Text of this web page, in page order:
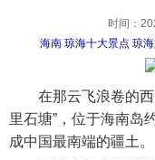
时间：
海南 琼海十大景点 琼
在那云飞浪卷的西
里石塘”，位于海南岛
成中国最南端的疆土。